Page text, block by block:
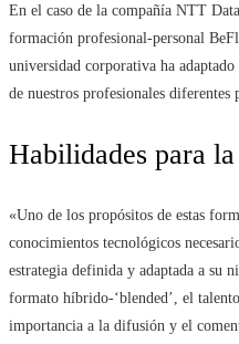
En el caso de la compañía NTT
formación profesional-personal
universidad corporativa ha
de nuestros profesionales diferentes
Habilidades para
«Uno de los propósitos de estas
conocimientos tecnológicos
estrategia definida y adaptada a su
formato híbrido-‘blended’, el
importancia a la difusión y el